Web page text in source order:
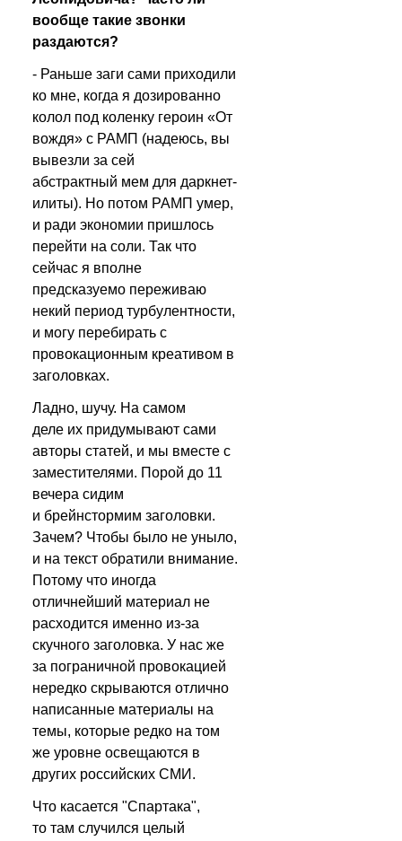
вообще такие звонки
раздаются?
- Раньше заги сами приходили
ко мне, когда я дозированно
колол под коленку героин «От
вождя» с РАМП (надеюсь, вы
вывезли за сей
абстрактный мем для даркнет-
илиты). Но потом РАМП умер,
и ради экономии пришлось
перейти на соли. Так что
сейчас я вполне
предсказуемо переживаю
некий период турбулентности,
и могу перебирать с
провокационным креативом в
заголовках.
Ладно, шучу. На самом
деле их придумывают сами
авторы статей, и мы вместе с
заместителями. Порой до 11
вечера сидим
и брейнстормим заголовки.
Зачем? Чтобы было не уныло,
и на текст обратили внимание.
Потому что иногда
отличнейший материал не
расходится именно из-за
скучного заголовка. У нас же
за пограничной провокацией
нередко скрываются отлично
написанные материалы на
темы, которые редко на том
же уровне освещаются в
других российских СМИ.
Что касается "Спартака",
то там случился целый